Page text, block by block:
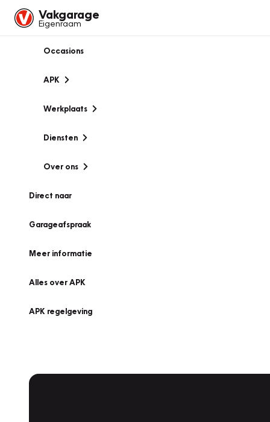
Vakgarage
Eigenraam
Occasions
APK
Werkplaats
Diensten
Over ons
Direct naar
Garageafspraak
Meer informatie
Alles over APK
APK regelgeving